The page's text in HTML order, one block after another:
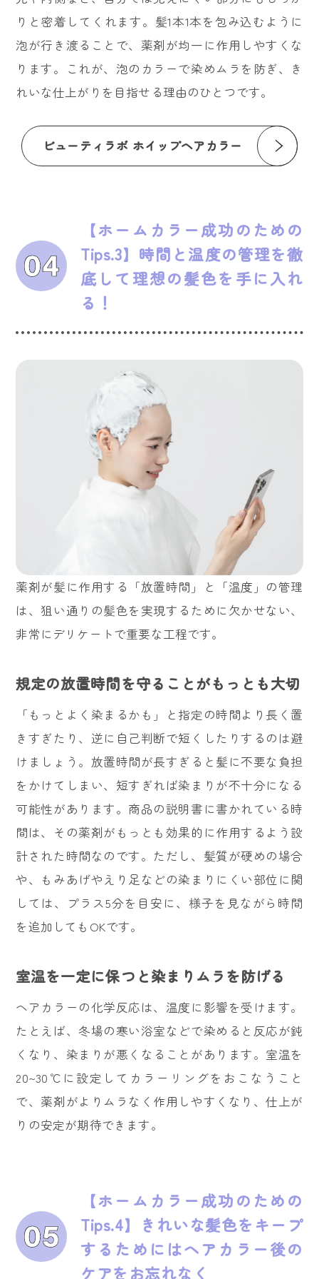
りと密着してくれます。髪1本1本を包み込むように
泡が行き渡ることで、薬剤が均一に作用しやすくな
ります。これが、泡のカラーで染めムラを防ぎ、き
れいな仕上がりを目指せる理由のひとつです。
ビューティラボ ホイップヘアカラー
【ホームカラー成功のための
Tips.3】時間と温度の管理を徹
底して理想の髪色を手に入れ
る！
薬剤が髪に作用する「放置時間」と「温度」の管理
は、狙い通りの髪色を実現するために欠かせない、
非常にデリケートで重要な工程です。
規定の放置時間を守ることがもっとも大切
「もっとよく染まるかも」と指定の時間より長く置
きすぎたり、逆に自己判断で短くしたりするのは避
けましょう。放置時間が長すぎると髪に不要な負担
をかけてしまい、短すぎれば染まりが不十分になる
可能性があります。商品の説明書に書かれている時
間は、その薬剤がもっとも効果的に作用するよう設
計された時間なのです。ただし、髪質が硬めの場合
や、もみあげやえり足などの染まりにくい部位に関
しては、プラス5分を目安に、様子を見ながら時間
を追加してもOKです。
室温を一定に保つと染まりムラを防げる
ヘアカラーの化学反応は、温度に影響を受けます。
たとえば、冬場の寒い浴室などで染めると反応が鈍
くなり、染まりが悪くなることがあります。室温を
20~30℃に設定してカラーリングをおこなうこと
で、薬剤がよりムラなく作用しやすくなり、仕上が
りの安定が期待できます。
【ホームカラー成功のための
Tips.4】きれいな髪色をキープ
するためにはヘアカラー後の
ケアをお忘れなく